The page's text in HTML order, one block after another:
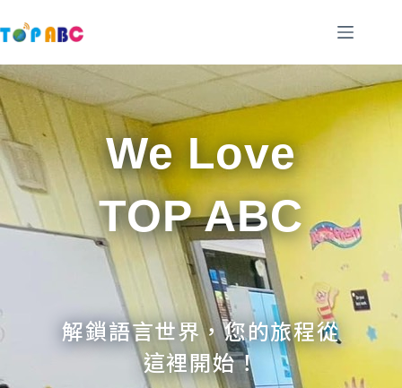
至
要
內
容
We Love
TOP ABC
解鎖語言世界，您的旅程從
這裡開始！